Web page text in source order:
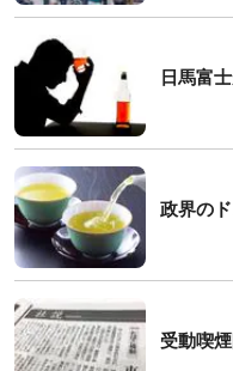
日馬富
政界の
受動喫